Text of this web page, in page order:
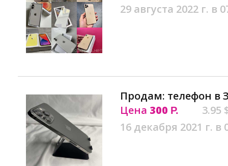
29 августа 2022 г. в
Продам: телефон в
Цена 300 Р.
3.95
16 декабря 2021 г. в